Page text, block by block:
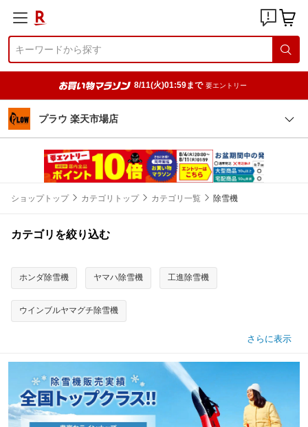
8/11(火)01:59まで 要エントリー
プラウ 楽天市場店
ショップトップ カテゴリトップ カテゴリ一覧 除雪機
カテゴリを絞り込む
ホンダ除雪機 ヤマハ除雪機 工進除雪機
ウインブルヤマグチ除雪機
さらに表示